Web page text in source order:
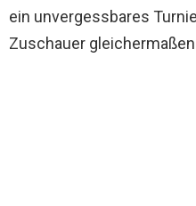
ein unvergessbares
Zuschauer